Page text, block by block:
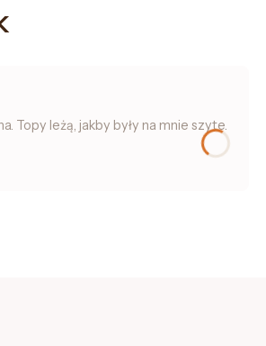
Topy leżą, jakby były na mnie szyte.